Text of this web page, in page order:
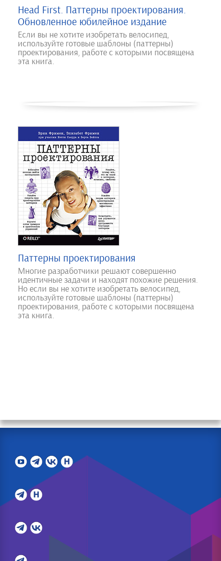
Head First. Паттерны проектирования.
Обновленное юбилейное издание
Если вы не хотите изобретать велосипед,
используйте готовые шаблоны (паттерны)
проектирования, работе с которыми посвящена
эта книга.
Паттерны проектирования
Многие разработчики решают совершенно
идентичные задачи и находят похожие решения.
Но если вы не хотите изобретать велосипед,
используйте готовые шаблоны (паттерны)
проектирования, работе с которыми посвящена
эта книга.